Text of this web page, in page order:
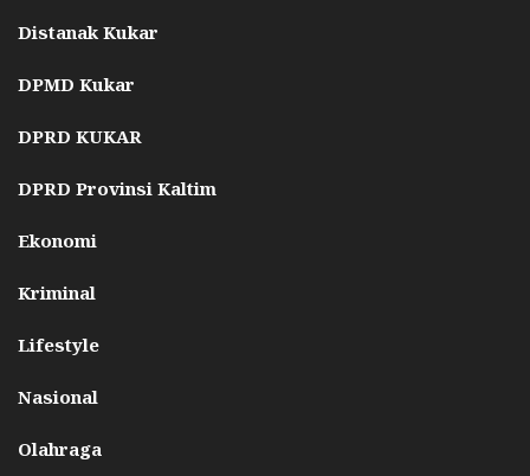
Distanak Kukar
DPMD Kukar
DPRD KUKAR
DPRD Provinsi Kaltim
Ekonomi
Kriminal
Lifestyle
Nasional
Olahraga